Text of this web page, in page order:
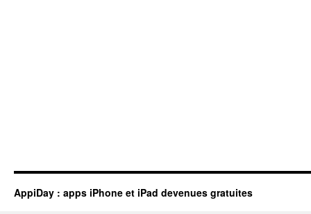
AppiDay : apps iPhone et iPad devenues gratuites